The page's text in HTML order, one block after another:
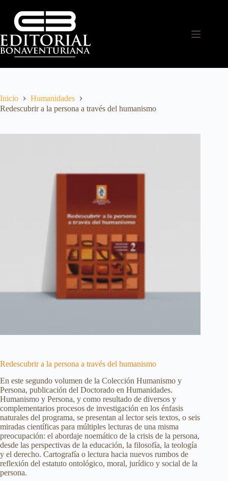
Inicio
Humanidades
Redescubrir a la persona a través del humanismo
Redescubrir a la persona a través del humanismo
En este segundo volumen de la Colección Humanismo y
Persona, publicación del Doctorado en Humanidades.
Humanismo y Persona, y como resultado de diversos y
complementarios procesos de investigación en los énfasis
naturales del programa, se presentan al lector seis textos, o seis
miradas científicas para múltiples lecturas de una misma
preocupación: el abordaje noemático de la crisis de la persona,
desde las perspectivas de la educación, la filosofía, la teología
y el derecho. Cartografía o lectura hacia nuevos rumbos de
reflexión del estatuto ontológico, moral, jurídico y social de la
persona.